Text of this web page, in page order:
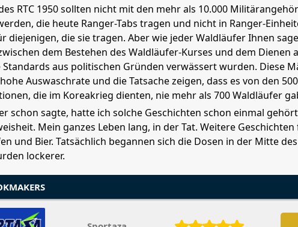
RTC 1950 sollten nicht mit den mehr als 10.000
die heute Ranger-Tabs tragen und nicht in Ranger-
diejenigen, die sie tragen. Aber wie jeder Waldläufer Ihnen
dem Bestehen des Waldläufer-Kurses und dem Dienen
Standards aus politischen Gründen verwässert wurden. Diese
Auswaschrate und die Tatsache zeigen, dass es von den
die im Koreakrieg dienten, nie mehr als 700 Waldläufer
schon sagte, hatte ich solche Geschichten schon einmal
Mein ganzes Leben lang, in der Tat. Weitere
und Bier. Tatsächlich begannen sich die Dosen in der Mitte
lockerer.